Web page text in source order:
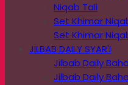
Niqab Tali
Set Khimar
Set Khimar
JILBAB DAILY SYAR'I
Jilbab Daily
Jilbab Daily